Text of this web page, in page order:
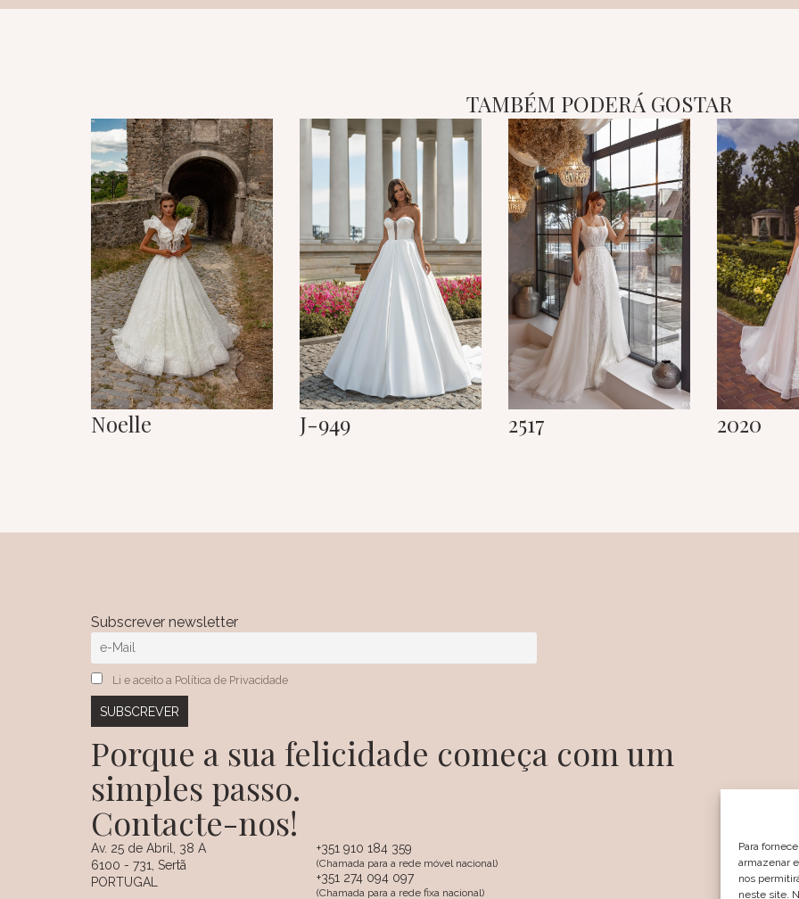
Para
armazenar
nos
neste site.
TAMBÉM PODERÁ GOSTAR
Noelle J-949 2517 2020
Subscrever newsletter
Li e aceito a Política de Privacidade
Porque a sua felicidade começa com um
simples passo.
Contacte-nos!
Av. 25 de Abril, 38 A
6100 - 731, Sertã
PORTUGAL
+351 910 184 359
(Chamada para a rede móvel nacional)
+351 274 094 097
(Chamada para a rede fixa nacional)